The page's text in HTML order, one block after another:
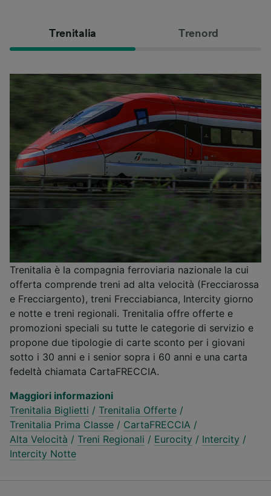
Trenitalia Trenord
Trenitalia è la compagnia ferroviaria nazionale la cui
offerta comprende treni ad alta velocità (Frecciarossa
e Frecciargento), treni Frecciabianca, Intercity giorno
e notte e treni regionali. Trenitalia offre offerte e
promozioni speciali su tutte le categorie di servizio e
propone due tipologie di carte sconto per i giovani
sotto i 30 anni e i senior sopra i 60 anni e una carta
fedeltà chiamata CartaFRECCIA.
Maggiori informazioni
Trenitalia Biglietti / Trenitalia Offerte /
Trenitalia Prima Classe / CartaFRECCIA /
Alta Velocità / Treni Regionali / Eurocity / Intercity /
Intercity Notte